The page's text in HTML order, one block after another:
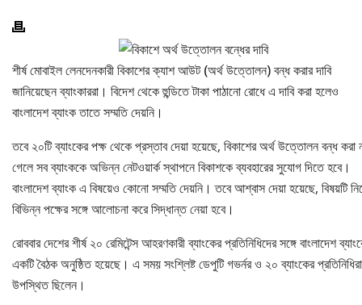
শীর্ষ মোবাইল লেনদেনকারী বিকাশের ক্যাশ আউট (অর্থ উত্তোলন) বন্ধ করার দাবি
জানিয়েছেন ব্যাংকাররা। বিদেশ থেকে হুন্ডিতে টাকা পাঠানো রোধে এ দাবি করা হলেও
বাংলাদেশ ব্যাংক তাতে সম্মতি দেয়নি।
তবে ২০টি ব্যাংকের পক্ষ থেকে প্রস্তাব দেয়া হয়েছে, বিকাশের অর্থ উত্তোলন বন্ধ করা
গেলে সব ব্যাংককে অভিন্ন নেটওয়ার্ক স্থাপনে বিকাশকে ব্যবহারের সুযোগ দিতে হবে।
বাংলাদেশ ব্যাংক এ বিষয়েও কোনো সম্মতি দেয়নি। তবে আশ্বাস দেয়া হয়েছে, বিষয়টি
বিভিন্ন পক্ষের সঙ্গে আলোচনা করে সিদ্ধান্ত নেয়া হবে।
রোববার দেশের শীর্ষ ২০ রেমিটেন্স আহরণকারী ব্যাংকের প্রতিনিধিদের সঙ্গে বাংলাদেশ
একটি বৈঠক অনুষ্ঠিত হয়েছে। এ সময় সংশ্লিষ্ট ডেপুটি গভর্নর ও ২০ ব্যাংকের প্রতিনিধিরা
উপস্থিত ছিলেন।